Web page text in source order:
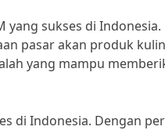
sukses di
pasar akan produk
yang mampu
di Indonesia. Dengan